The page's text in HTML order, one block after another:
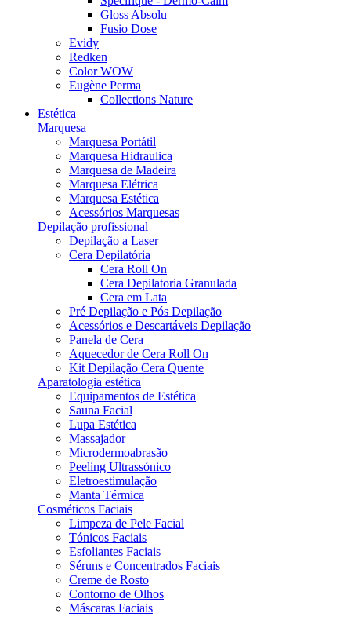
Gloss Absolu
Fusio Dose
Evidy
Redken
Color WOW
Eugène Perma
Collections Nature
Estética
Marquesa
Marquesa Portátil
Marquesa Hidraulica
Marquesa de Madeira
Marquesa Elétrica
Marquesa Estética
Acessórios Marquesas
Depilação profissional
Depilação a Laser
Cera Depilatória
Cera Roll On
Cera Depilatoria Granulada
Cera em Lata
Pré Depilação e Pós Depilação
Acessórios e Descartáveis Depilação
Panela de Cera
Aquecedor de Cera Roll On
Kit Depilação Cera Quente
Aparatologia estética
Equipamentos de Estética
Sauna Facial
Lupa Estética
Massajador
Microdermoabrasão
Peeling Ultrassónico
Eletroestimulação
Manta Térmica
Cosméticos Faciais
Limpeza de Pele Facial
Tónicos Faciais
Esfoliantes Faciais
Séruns e Concentrados Faciais
Creme de Rosto
Contorno de Olhos
Máscaras Faciais